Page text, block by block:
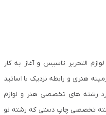
سال ۱۳۷۸ در زمینه لوازم التحریر تاسیس و آغاز به کار
هنری و رابطه نزدیک با اساتید
رشته های تخصصی هنر و لوازم
لوازم و ابزار رشته تخصصی چاپ دستی که رشته نو